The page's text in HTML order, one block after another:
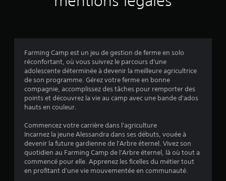
.
Farming Camp est un jeu de gestion de ferme en solo
réconfortant, où vous suivrez le parcours d'une
adolescente déterminée à devenir la meilleure agricultrice
de son programme. Gérez votre ferme en bonne
compagnie, accomplissez des tâches pour remporter des
points et découvrez la vie au camp avec une bande d'ados
hauts en couleur.
Commencez votre carrière dans l'agriculture
Incarnez la jeune Alessandra dans ses débuts, vouée à
devenir la future gardienne de l'Arbre éternel. Vivez son
quotidien au Farming Camp de l'Arbre éternel, là où tout a
commencé pour elle. Apprenez les ficelles du métier tout
en profitant d'une vie mouvementée en communauté.